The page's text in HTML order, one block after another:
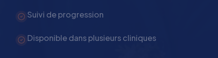
Suivi de progression
Disponible dans plusieurs cliniques